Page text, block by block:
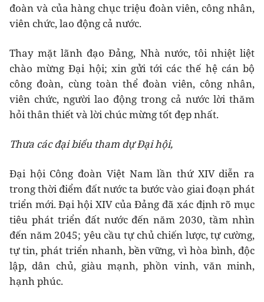
đoàn và của hàng chục triệu đoàn viên, công nhân,
viên chức, lao động cả nước.
Thay mặt lãnh đạo Đảng, Nhà nước, tôi nhiệt liệt
chào mừng Đại hội; xin gửi tới các thế hệ cán bộ
công đoàn, cùng toàn thể đoàn viên, công nhân,
viên chức, người lao động trong cả nước lời thăm
hỏi thân thiết và lời chúc mừng tốt đẹp nhất.
Thưa các đại biểu tham dự Đại hội,
Đại hội Công đoàn Việt Nam lần thứ XIV diễn ra
trong thời điểm đất nước ta bước vào giai đoạn phát
triển mới. Đại hội XIV của Đảng đã xác định rõ mục
tiêu phát triển đất nước đến năm 2030, tầm nhìn
đến năm 2045; yêu cầu tự chủ chiến lược, tự cường,
tự tin, phát triển nhanh, bền vững, vì hòa bình, độc
lập, dân chủ, giàu mạnh, phồn vinh, văn minh,
hạnh phúc.